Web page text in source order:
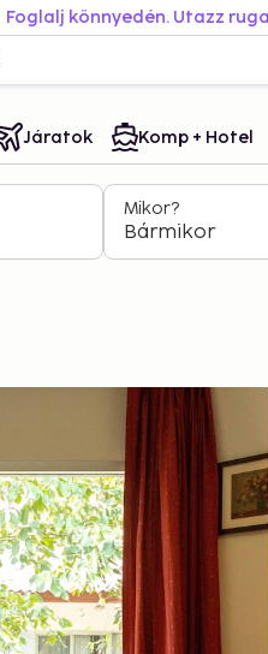
Foglalj könnyedén. Utazz
Járatok Komp + Hotel
Mikor?
Bármikor